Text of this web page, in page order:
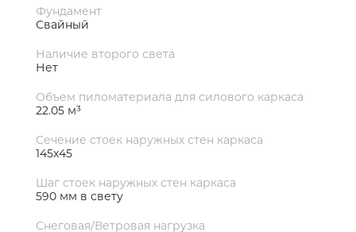
Фундамент
Свайный
Наличие второго света
Нет
Объем пиломатериала для силового каркаса
22.05 м³
Сечение стоек наружных стен каркаса
145x45
Шаг стоек наружных стен каркаса
590 мм в свету
Снеговая/Ветровая нагрузка